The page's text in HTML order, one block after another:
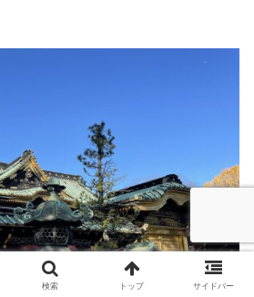
検索 トップ サイドバー